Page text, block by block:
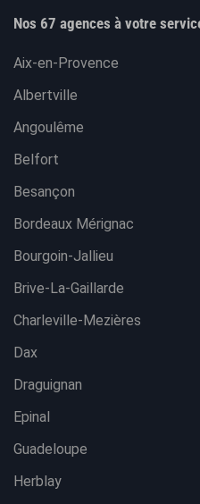
Nos 67 agences à votre
Aix-en-Provence
Albertville
Angoulême
Belfort
Besançon
Bordeaux Mérignac
Bourgoin-Jallieu
Brive-La-Gaillarde
Charleville-Mezières
Dax
Draguignan
Epinal
Guadeloupe
Herblay